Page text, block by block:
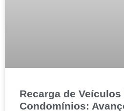
Recarga de
Condomínios: